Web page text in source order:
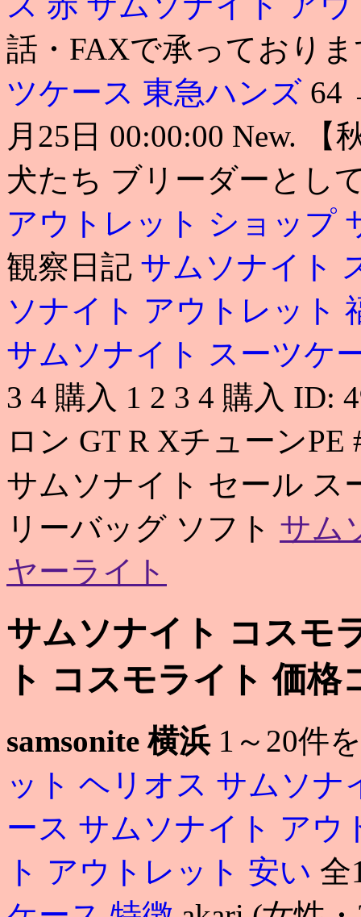
話・FAXで承っており
ツケース 東急ハンズ 64
月25日 00:00:00 New.
犬たち ブリーダーとし
アウトレット ショップ
観察日記 サムソナイト
ソナイト アウトレット
サムソナイト スーツケ
3 4 購入 1 2 3 4 購入 ID:
ロン GT R XチューンPE
サムソナイト セール ス
リーバッグ ソフト サム
ヤーライト
サムソナイト コスモ
ト コスモライト 価
samsonite 横浜1～20件
ット ヘリオス サムソナ
ース サムソナイト アウ
ト アウトレット 安い 全